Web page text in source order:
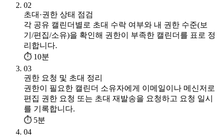
02
초대·권한 상태 점검
각 공유 캘린더별로 초대 수락 여부와 내 권한 수준(보
기/편집/소유)을 확인해 권한이 부족한 캘린더를 표로 정
리합니다.
⏱ 10분
03
권한 요청 및 초대 정리
권한이 필요한 캘린더 소유자에게 이메일이나 메신저로
편집 권한 요청 또는 초대 재발송을 요청하고 요청 일시
를 기록합니다.
⏱ 5분
04